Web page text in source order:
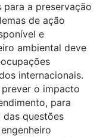
a preservação
de ação
e
ambiental deve
internacionais.
o impacto
para
questões